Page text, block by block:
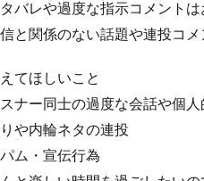
タバレや過度な指示コメント
信と関係のない話題や連投コ
てほしいこと
スナー同士の過度な会話や個人
りや内輪ネタの連投
パム・宣伝行為